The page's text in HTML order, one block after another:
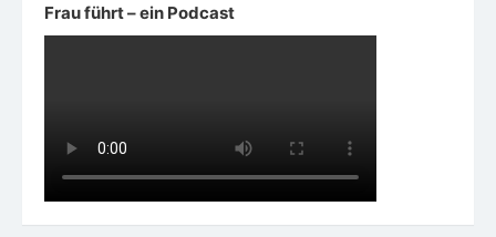
Frau führt – ein Podcast